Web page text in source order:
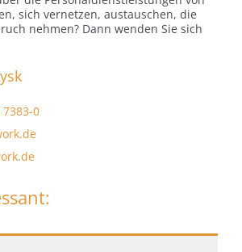
sich vernetzen, austauschen, die
nehmen? Dann wenden Sie sich
7383-0